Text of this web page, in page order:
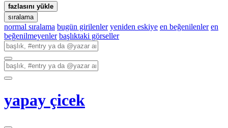
fazlasını yükle
sıralama
normal sıralama bugün girilenler yeniden eskiye en beğenilenler en
beğenilmeyenler başlıktaki görseller
yapay çicek